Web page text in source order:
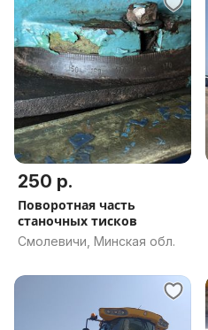
250 р.
Поворотная часть
станочных тисков
Смолевичи, Минская обл.